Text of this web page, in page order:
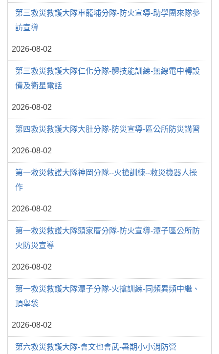
第三救災救護大隊車籠埔分隊-防火宣導-助學團來隊參
訪宣導
2026-08-02
第三救災救護大隊仁化分隊-體技能訓練-無線電中轉設
備及衛星電話
2026-08-02
第四救災救護大隊大肚分隊-防災宣導-區公所防災講習
2026-08-02
第一救災救護大隊神岡分隊--火搶訓練--救災機器人操
作
2026-08-02
第一救災救護大隊頭家厝分隊-防火宣導-潭子區公所防
火防災宣導
2026-08-02
第一救災救護大隊潭子分隊-火搶訓練-同頻異頻中繼、
頂舉袋
2026-08-02
第六救災救護大隊-會文也會武-暑期小小消防營